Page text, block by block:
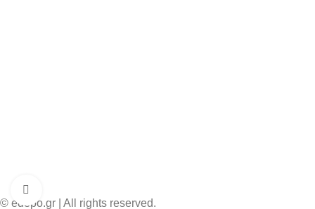
© edepo.gr | All rights reserved.